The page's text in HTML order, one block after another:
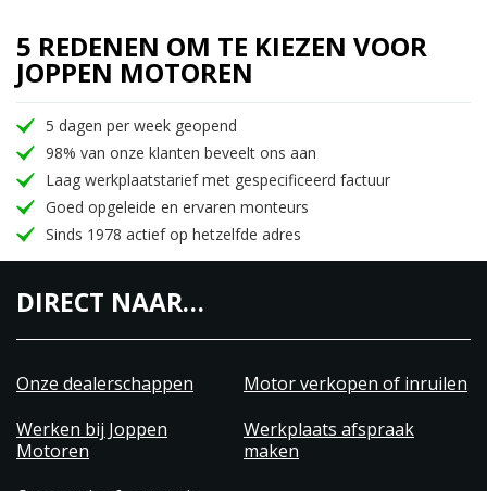
5 REDENEN OM TE KIEZEN VOOR
JOPPEN MOTOREN
5 dagen per week geopend
98% van onze klanten beveelt ons aan
Laag werkplaatstarief met gespecificeerd factuur
Goed opgeleide en ervaren monteurs
Sinds 1978 actief op hetzelfde adres
DIRECT NAAR…
Onze dealerschappen
Motor verkopen of inruilen
Werken bij Joppen
Motoren
Werkplaats afspraak
maken